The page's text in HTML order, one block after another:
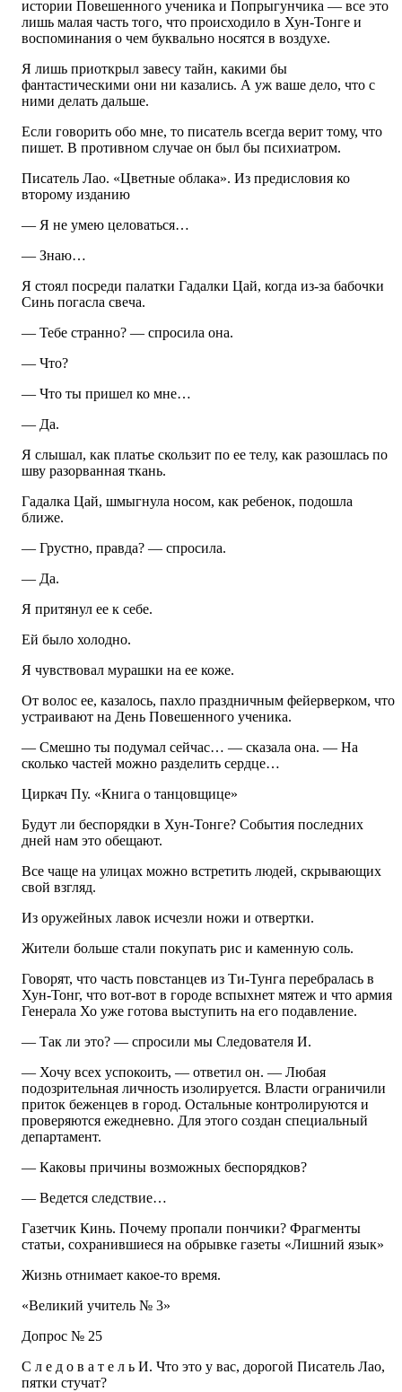
истории Повешенного ученика и Попрыгунчика — все это
лишь малая часть того, что происходило в Хун-Тонге и
воспоминания о чем буквально носятся в воздухе.
Я лишь приоткрыл завесу тайн, какими бы
фантастическими они ни казались. А уж ваше дело, что с
ними делать дальше.
Если говорить обо мне, то писатель всегда верит тому, что
пишет. В противном случае он был бы психиатром.
Писатель Лао. «Цветные облака». Из предисловия ко
второму изданию
— Я не умею целоваться…
— Знаю…
Я стоял посреди палатки Гадалки Цай, когда из-за бабочки
Синь погасла свеча.
— Тебе странно? — спросила она.
— Что?
— Что ты пришел ко мне…
— Да.
Я слышал, как платье скользит по ее телу, как разошлась по
шву разорванная ткань.
Гадалка Цай, шмыгнула носом, как ребенок, подошла
ближе.
— Грустно, правда? — спросила.
— Да.
Я притянул ее к себе.
Ей было холодно.
Я чувствовал мурашки на ее коже.
От волос ее, казалось, пахло праздничным фейерверком, что
устраивают на День Повешенного ученика.
— Смешно ты подумал сейчас… — сказала она. — На
сколько частей можно разделить сердце…
Циркач Пу. «Книга о танцовщице»
Будут ли беспорядки в Хун-Тонге? События последних
дней нам это обещают.
Все чаще на улицах можно встретить людей, скрывающих
свой взгляд.
Из оружейных лавок исчезли ножи и отвертки.
Жители больше стали покупать рис и каменную соль.
Говорят, что часть повстанцев из Ти-Тунга перебралась в
Хун-Тонг, что вот-вот в городе вспыхнет мятеж и что армия
Генерала Хо уже готова выступить на его подавление.
— Так ли это? — спросили мы Следователя И.
— Хочу всех успокоить, — ответил он. — Любая
подозрительная личность изолируется. Власти ограничили
приток беженцев в город. Остальные контролируются и
проверяются ежедневно. Для этого создан специальный
департамент.
— Каковы причины возможных беспорядков?
— Ведется следствие…
Газетчик Кинь. Почему пропали пончики? Фрагменты
статьи, сохранившиеся на обрывке газеты «Лишний язык»
Жизнь отнимает какое-то время.
«Великий учитель № 3»
Допрос № 25
С л е д о в а т е л ь И. Что это у вас, дорогой Писатель Лао,
пятки стучат?